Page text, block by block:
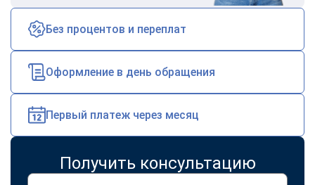
Без процентов и переплат
Оформление в день обращения
Первый платеж через месяц
Получить консультацию